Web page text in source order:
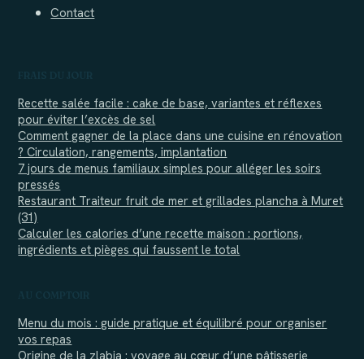
Contact
Recette salée facile : cake de base, variantes et réflexes
pour éviter l’excès de sel
Comment gagner de la place dans une cuisine en rénovation
? Circulation, rangements, implantation
7 jours de menus familiaux simples pour alléger les soirs
pressés
Restaurant Traiteur fruit de mer et grillades plancha à Muret
(31)
Calculer les calories d’une recette maison : portions,
ingrédients et pièges qui faussent le total
Menu du mois : guide pratique et équilibré pour organiser
vos repas
Origine de la zlabia : voyage au cœur d’une pâtisserie